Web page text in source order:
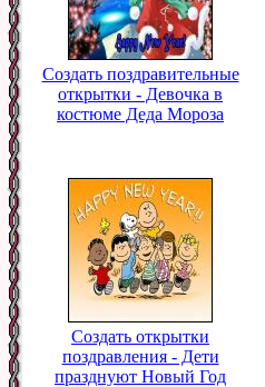
Создать поздравительные
открытки - Девочка в
костюме Деда Мороза
Создать открытки
поздравления - Дети
празднуют Новый Год